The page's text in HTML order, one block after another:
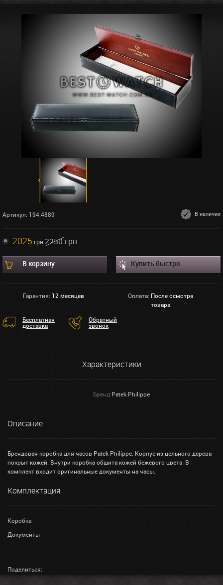
Артикул: 194.4889 В наличии
2025 грн2250 грн
В корзину Купить быстро
Гарантия: 12 месяцев Оплата: После осмотра
товара
Бесплатная
доставка
Обратный
звонок
Характеристики
Бренд:Patek Philippe
Описание
Брендовая коробка для часов Patek Philippe. Корпус из цельного дерева
покрыт кожей. Внутри коробка обшита кожей бежевого цвета. В
комплект входит оригинальные документы на часы.
Комплектация
Коробка
Документы
Поделиться: